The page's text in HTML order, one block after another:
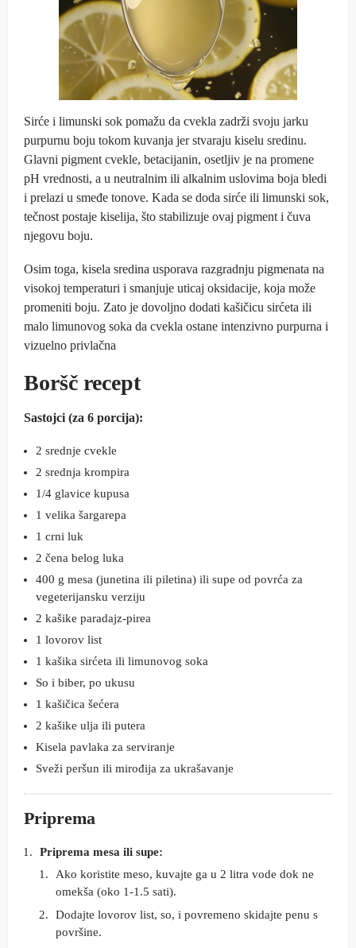
Sirće i limunski sok pomažu da cvekla zadrži svoju jarku
purpurnu boju tokom kuvanja jer stvaraju kiselu sredinu.
Glavni pigment cvekle, betacijanin, osetljiv je na promene
pH vrednosti, a u neutralnim ili alkalnim uslovima boja bledi
i prelazi u smeđe tonove. Kada se doda sirće ili limunski sok,
tečnost postaje kiselija, što stabilizuje ovaj pigment i čuva
njegovu boju.
Osim toga, kisela sredina usporava razgradnju pigmenata na
visokoj temperaturi i smanjuje uticaj oksidacije, koja može
promeniti boju. Zato je dovoljno dodati kašičicu sirćeta ili
malo limunovog soka da cvekla ostane intenzivno purpurna i
vizuelno privlačna
Boršč recept
Sastojci (za 6 porcija):
2 srednje cvekle
2 srednja krompira
1/4 glavice kupusa
1 velika šargarepa
1 crni luk
2 čena belog luka
400 g mesa (junetina ili piletina) ili supe od povrća za
vegeterijansku verziju
2 kašike paradajz-pirea
1 lovorov list
1 kašika sirćeta ili limunovog soka
So i biber, po ukusu
1 kašičica šećera
2 kašike ulja ili putera
Kisela pavlaka za serviranje
Sveži peršun ili mirođija za ukrašavanje
Priprema
Priprema mesa ili supe:
Ako koristite meso, kuvajte ga u 2 litra vode dok ne
omekša (oko 1-1.5 sati).
Dodajte lovorov list, so, i povremeno skidajte penu s
površine.